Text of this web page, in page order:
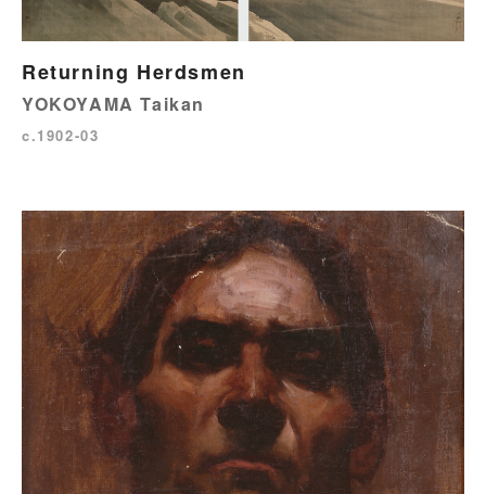
Returning Herdsmen
YOKOYAMA Taikan
c.1902-03